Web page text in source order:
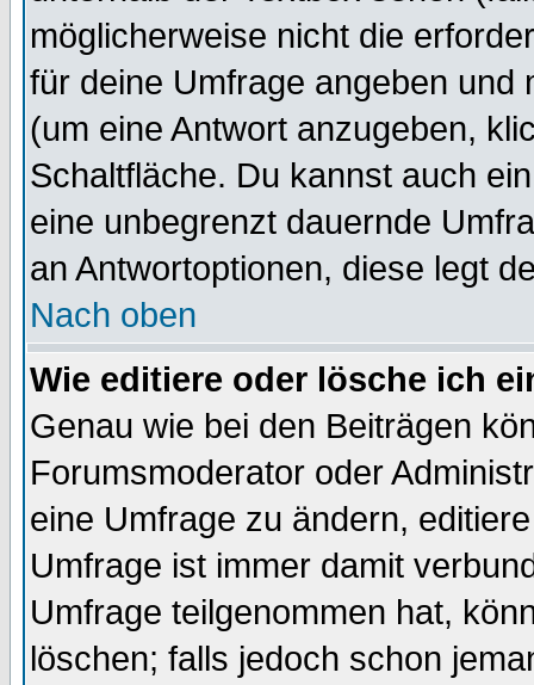
möglicherweise nicht die
für deine Umfrage angeben und
(um eine Antwort anzugeben,
Schaltfläche. Du kannst auch
eine unbegrenzt dauernde
an Antwortoptionen, diese legt
Nach oben
Wie editiere oder lösche ich
Genau wie bei den Beiträgen
Forumsmoderator oder
eine Umfrage zu ändern,
Umfrage ist immer damit
Umfrage teilgenommen hat,
löschen; falls jedoch schon